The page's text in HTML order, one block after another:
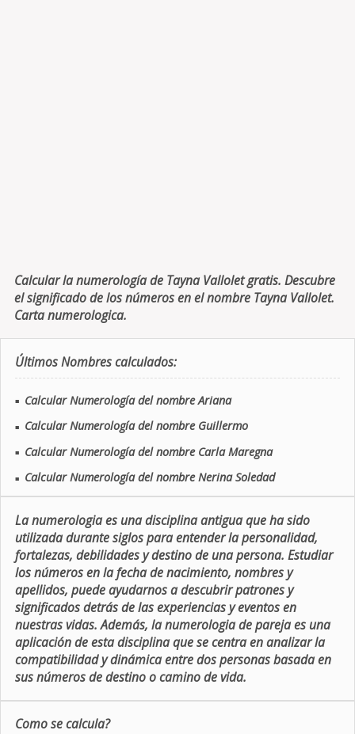
Calcular la numerología de Tayna Vallolet gratis. Descubre
el significado de los números en el nombre Tayna Vallolet.
Carta numerologica.
Últimos Nombres calculados:
■ Calcular Numerología del nombre Ariana
■ Calcular Numerología del nombre Guillermo
■ Calcular Numerología del nombre Carla Maregna
■ Calcular Numerología del nombre Nerina Soledad
La numerologia es una disciplina antigua que ha sido
utilizada durante siglos para entender la personalidad,
fortalezas, debilidades y destino de una persona. Estudiar
los números en la fecha de nacimiento, nombres y
apellidos, puede ayudarnos a descubrir patrones y
significados detrás de las experiencias y eventos en
nuestras vidas. Además, la numerologia de pareja es una
aplicación de esta disciplina que se centra en analizar la
compatibilidad y dinámica entre dos personas basada en
sus números de destino o camino de vida.
Como se calcula?